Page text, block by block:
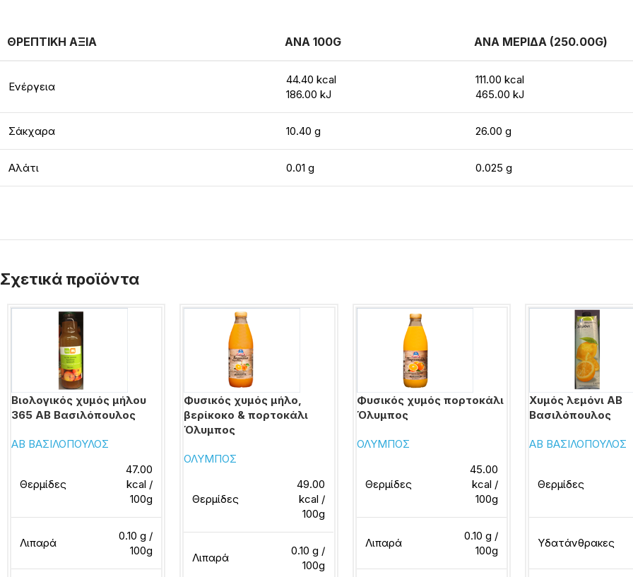
ΘΡΕΠΤΙΚΗ ΑΞΙΑ ΑΝΑ 100G ΑΝΑ ΜΕΡΙΔΑ (250.00G)
Ενέργεια
44.40 kcal
186.00 kJ
111.00 kcal
465.00 kJ
Σάκχαρα 10.40 g 26.00 g
Αλάτι 0.01 g 0.025 g
Σχετικά προϊόντα
Βιολογικός χυμός μήλου
365 ΑΒ Βασιλόπουλος
ΑΒ ΒΑΣΙΛΟΠΟΥΛΟΣ
Θερμίδες
47.00
kcal /
100g
Λιπαρά
0.10 g /
100g
Φυσικός χυμός μήλο,
βερίκοκο & πορτοκάλι
Όλυμπος
ΟΛΥΜΠΟΣ
Θερμίδες
49.00
kcal /
100g
Λιπαρά
0.10 g /
100g
Φυσικός χυμός πορτοκάλι
Όλυμπος
ΟΛΥΜΠΟΣ
Θερμίδες
45.00
kcal /
100g
Λιπαρά
0.10 g /
100g
Χυμός λεμόνι ΑΒ
Βασιλόπουλος
ΑΒ ΒΑΣΙΛΟΠΟΥΛΟΣ
Θερμίδες
Υδατάνθρακες